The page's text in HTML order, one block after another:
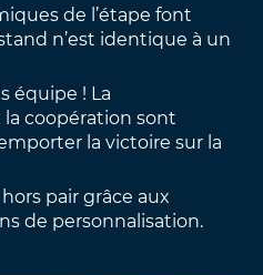
de l’étape font
n’est identique à un
équipe ! La
coopération sont
la victoire sur la
pair grâce aux
de personnalisation.